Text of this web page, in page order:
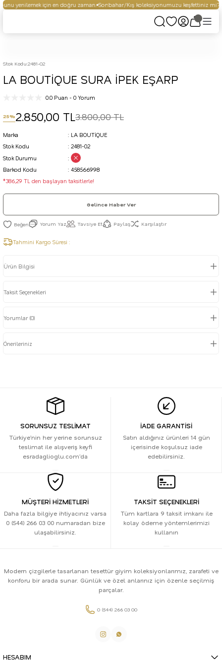
yenilemek için en doğru zaman. Sonbahar/Kış koleksiyonumuzu keşfettiniz mi?
Stok Kodu:2481-02
LA BOUTİQUE SURA İPEK EŞARP
0.0 Puan - 0 Yorum
25%2.850,00 TL3.800,00 TL
Marka
LA BOUTİQUE
Stok Kodu
2481-02
Stok Durumu
Barkod Kodu
458566998
*386,29 TL den başlayan taksitlerle!
Gelince Haber Ver
Yorum Yaz Tavsiye Et Paylaş Karşılaştır
Tahmini Kargo Süresi :
Ürün Bilgisi
Taksit Seçenekleri
Yorumlar (0)
Önerileriniz
SORUNSUZ TESLİMAT
Türkiye’nin her yerine sorunsuz
teslimat ile alışveriş keyfi
esradaglioglu.com’da
İADE GARANTİSİ
Satın aldığınız ürünleri 14 gün
içerisinde koşulsuz iade
edebilirsiniz.
MÜŞTERİ HİZMETLERİ
Daha fazla bilgiye ihtiyacınız varsa
0 (544) 266 03 00 numaradan bize
ulaşabilirsiniz.
TAKSİT SEÇENEKLERİ
Tüm kartlara 9 taksit imkanı ile
kolay ödeme yöntemlerimizi
kullanın
Modern çizgilerle tasarlanan tesettür giyim koleksiyonlarımız, zarafeti ve
konforu bir arada sunar. Günlük ve özel anlarınız için özenle seçilmiş
parçalar.
0 (544) 266 03 00
HESABIM